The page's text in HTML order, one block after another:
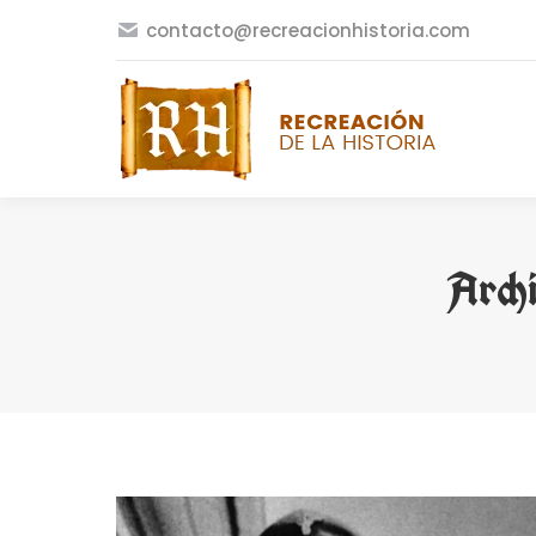
contacto@recreacionhistoria.com